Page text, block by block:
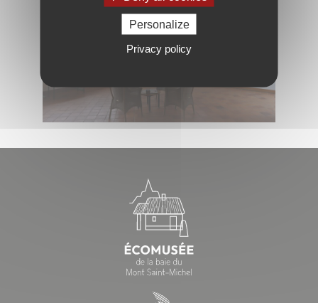
Personalize
Privacy policy